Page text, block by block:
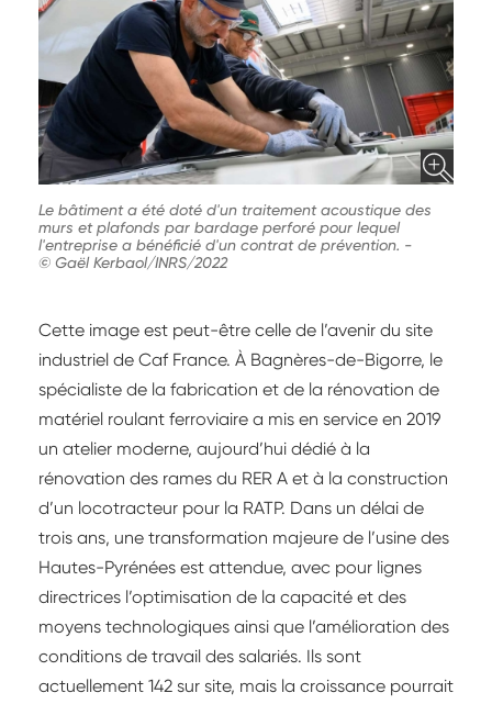
Le bâtiment a été doté d'un traitement acoustique des
murs et plafonds par bardage perforé pour lequel
l'entreprise a bénéficié d'un contrat de prévention. -
© Gaël Kerbaol/INRS/2022
Cette image est peut-être celle de l’avenir du site
industriel de Caf France. À Bagnères-de-Bigorre, le
spécialiste de la fabrication et de la rénovation de
matériel roulant ferroviaire a mis en service en 2019
un atelier moderne, aujourd’hui dédié à la
rénovation des rames du RER A et à la construction
d’un locotracteur pour la RATP. Dans un délai de
trois ans, une transformation majeure de l’usine des
Hautes-Pyrénées est attendue, avec pour lignes
directrices l’optimisation de la capacité et des
moyens technologiques ainsi que l’amélioration des
conditions de travail des salariés. Ils sont
actuellement 142 sur site, mais la croissance pourrait